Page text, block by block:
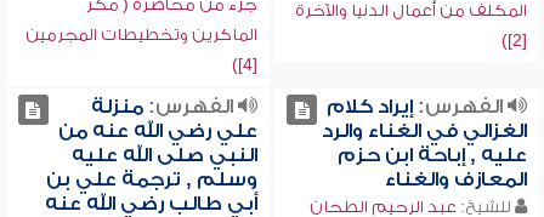
المكلف من أعمال الدنيا والآخرة
[2])
جزء من محاضرة ( مكر
الماكرين وتخطيطات المجرمين
[4])
الفهرس:إيراد كلام
الغزالي في الغناء والرد
عليه , إباحة ابن حزم
المعازف والغناء
للشيخ: عبد الرحيم الطحان
الفهرس:منزلة
علي رضي الله عنه من
النبي صلى الله عليه
وسلم , ترجمة علي بن
أبي طالب رضي الله عنه